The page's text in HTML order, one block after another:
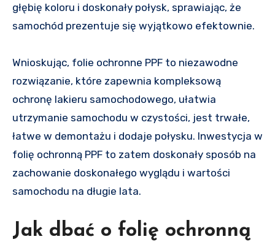
głębię koloru i doskonały połysk, sprawiając, że
samochód prezentuje się wyjątkowo efektownie.
Wnioskując, folie ochronne PPF to niezawodne
rozwiązanie, które zapewnia kompleksową
ochronę lakieru samochodowego, ułatwia
utrzymanie samochodu w czystości, jest trwałe,
łatwe w demontażu i dodaje połysku. Inwestycja w
folię ochronną PPF to zatem doskonały sposób na
zachowanie doskonałego wyglądu i wartości
samochodu na długie lata.
Jak dbać o folię ochronną